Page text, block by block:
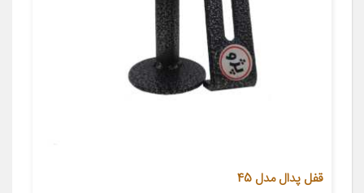
قفل پدال مدل 45